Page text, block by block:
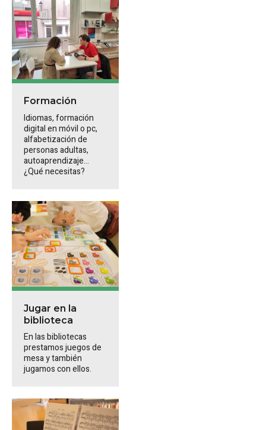
Formación
Idiomas, formación
digital en móvil o pc,
alfabetización de
personas adultas,
autoaprendizaje...
¿Qué necesitas?
Jugar en la
biblioteca
En las bibliotecas
prestamos juegos de
mesa y también
jugamos con ellos.